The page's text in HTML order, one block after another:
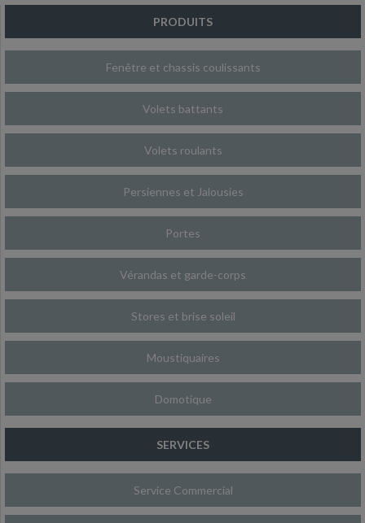
PRODUITS
Fenêtre et chassis coulissants
Volets battants
Volets roulants
Persiennes et Jalousies
Portes
Vérandas et garde-corps
Stores et brise soleil
Moustiquaires
Domotique
SERVICES
Service Commercial